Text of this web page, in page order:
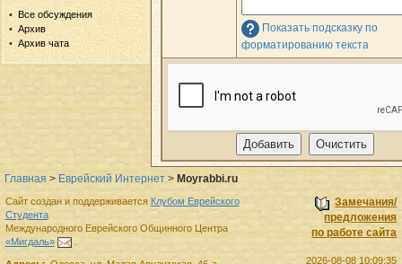
Все обсуждения
Архив
Архив чата
Показать подсказку по
форматированию текста
Главная > Еврейский Интернет > Moyrabbi.ru
Замечания/
предложения
по работе сайта
2026-08-08 10:09:35
Сайт создан и поддерживается Клубом Еврейского
Студента
Международного Еврейского Общинного Центра
«Мигдаль»
.